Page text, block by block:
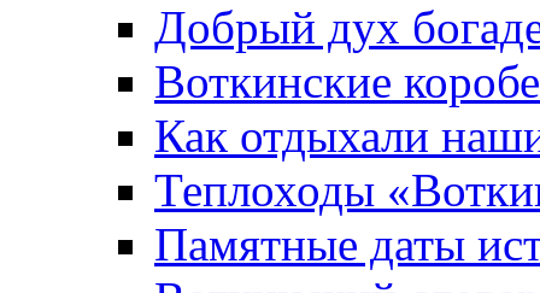
Добрый дух
Воткинские
Как отдыхали
Теплоходы
Памятные даты